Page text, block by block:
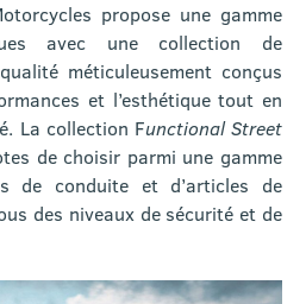
propose une gamme
avec une collection de
méticuleusement conçus
et l’esthétique tout en
La collection Functional Street
de choisir parmi une gamme
de conduite et d’articles de
des niveaux de sécurité et de